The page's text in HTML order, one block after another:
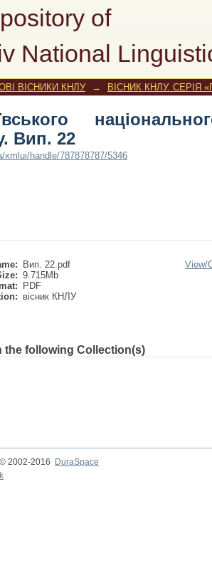
of
National
національного
ВІСНИКИ КНЛУ → ВІСНИК КНЛУ. СЕРІЯ
Вип. 22
xmlui/handle/787878787/5346
Вип. 22.pdf
9.715Mb
PDF
вісник КНЛУ
View/
the following Collection(s)
2002-2016
DuraSpace